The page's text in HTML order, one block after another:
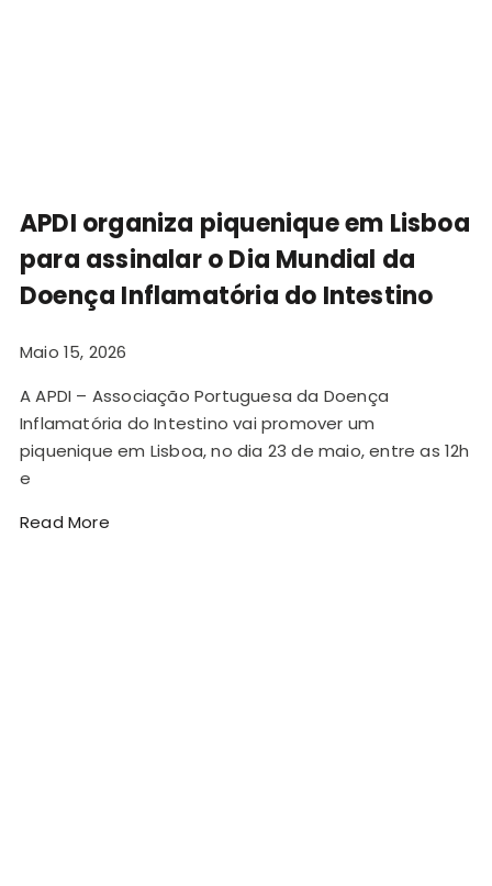
APDI organiza piquenique em Lisboa
para assinalar o Dia Mundial da
Doença Inflamatória do Intestino
Maio 15, 2026
A APDI – Associação Portuguesa da Doença
Inflamatória do Intestino vai promover um
piquenique em Lisboa, no dia 23 de maio, entre as 12h
e
Read More